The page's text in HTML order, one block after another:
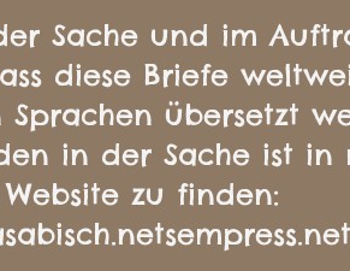
Sache und im
diese Briefe
Sprachen übersetzt
in der Sache ist in
zu finden: